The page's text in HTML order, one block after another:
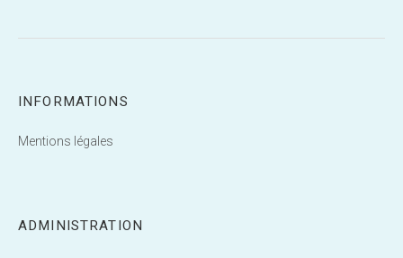
INFORMATIONS
Mentions légales
ADMINISTRATION